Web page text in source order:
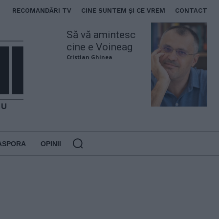
RECOMANDĂRI TV CINE SUNTEM ȘI CE VREM CONTACT
Să vă amintesc
cine e Voineag
Cristian Ghinea
OPINII